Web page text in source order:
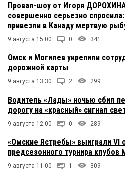
Провал-шоу от Игоря
совершенно серьезно
привезли в Канаду мертвую
9 августа 15:00 0 341
Омск и Могилев укрепили
дорожной карты
9 августа 13:30 2 299
Водитель «Лады» ночью сбил
дорогу на «красный» сигнал
9 августа 12:00 0 289
«Омские Ястребы» выиграли
предсезонного турнира клубов
9 августа 11:00 1 309